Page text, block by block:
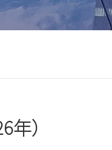
{/
年）